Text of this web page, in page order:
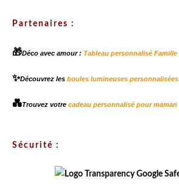
Partenaires :
🎁Déco avec amour : Tableau personnalisé Famille
✨Découvrez les boules lumineuses personnalisées
💑Trouvez votre cadeau personnalisé pour maman
Sécurité :